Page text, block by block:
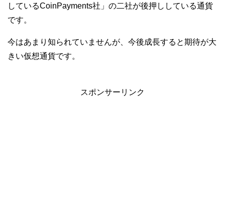
しているCoinPayments社」の二社が後押ししている通貨
です。
今はあまり知られていませんが、今後成長すると期待が大
きい仮想通貨です。
スポンサーリンク